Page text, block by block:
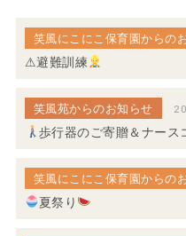
笑風にこにこ保育園からの
⚠避難訓練
笑風苑からのお知らせ
歩行器のご寄贈＆ナース
笑風にこにこ保育園からの
夏祭り